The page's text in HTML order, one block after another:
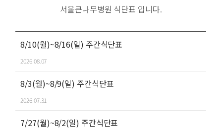
서울큰나무병원 식단표 입니다.
8/10(월)~8/16(일) 주간식단표
2026.08.07
8/3(월)~8/9(일) 주간식단표
2026.07.31
7/27(월)~8/2(일) 주간식단표